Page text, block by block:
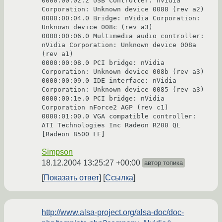
Corporation: Unknown device 0088 (rev a2)
0000:00:04.0 Bridge: nVidia Corporation:
Unknown device 008c (rev a3)
0000:00:06.0 Multimedia audio controller:
nVidia Corporation: Unknown device 008a
(rev a1)
0000:00:08.0 PCI bridge: nVidia
Corporation: Unknown device 008b (rev a3)
0000:00:09.0 IDE interface: nVidia
Corporation: Unknown device 0085 (rev a3)
0000:00:1e.0 PCI bridge: nVidia
Corporation nForce2 AGP (rev c1)
0000:01:00.0 VGA compatible controller:
ATI Technologies Inc Radeon R200 QL
Simpson
18.12.2004 13:25:27 +00:00 автор топика
Показать ответ Ссылка
http://www.alsa-project.org/alsa-doc/doc-